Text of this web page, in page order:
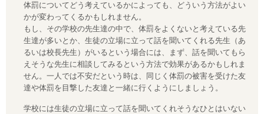
体罰についてどう考えているかによっても、どういう方法がよい
かが変わってくるかもしれません。
もし、その学校の先生達の中で、体罰をよくないと考えている先
生達が多いとか、生徒の立場に立って話を聞いてくれる先生（あ
るいは校長先生）がいるという場合には、まず、話を聞いてもら
えそうな先生に相談してみるという方法で効果があるかもしれま
せん。一人では不安だという時は、同じく体罰の被害を受けた友
達や体罰を目撃した友達と一緒に行くようにしましょう。
学校には生徒の立場に立って話を聞いてくれそうなひとはいない